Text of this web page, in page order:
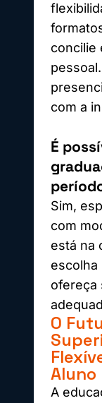
concilie
com a
É
Sim,
com
está na
escolha
ofereça
O
Aluno
A